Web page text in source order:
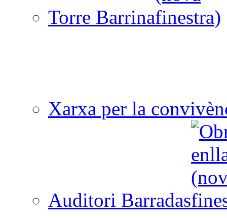
Torre Barrina
Xarxa per la
Auditori Barradas